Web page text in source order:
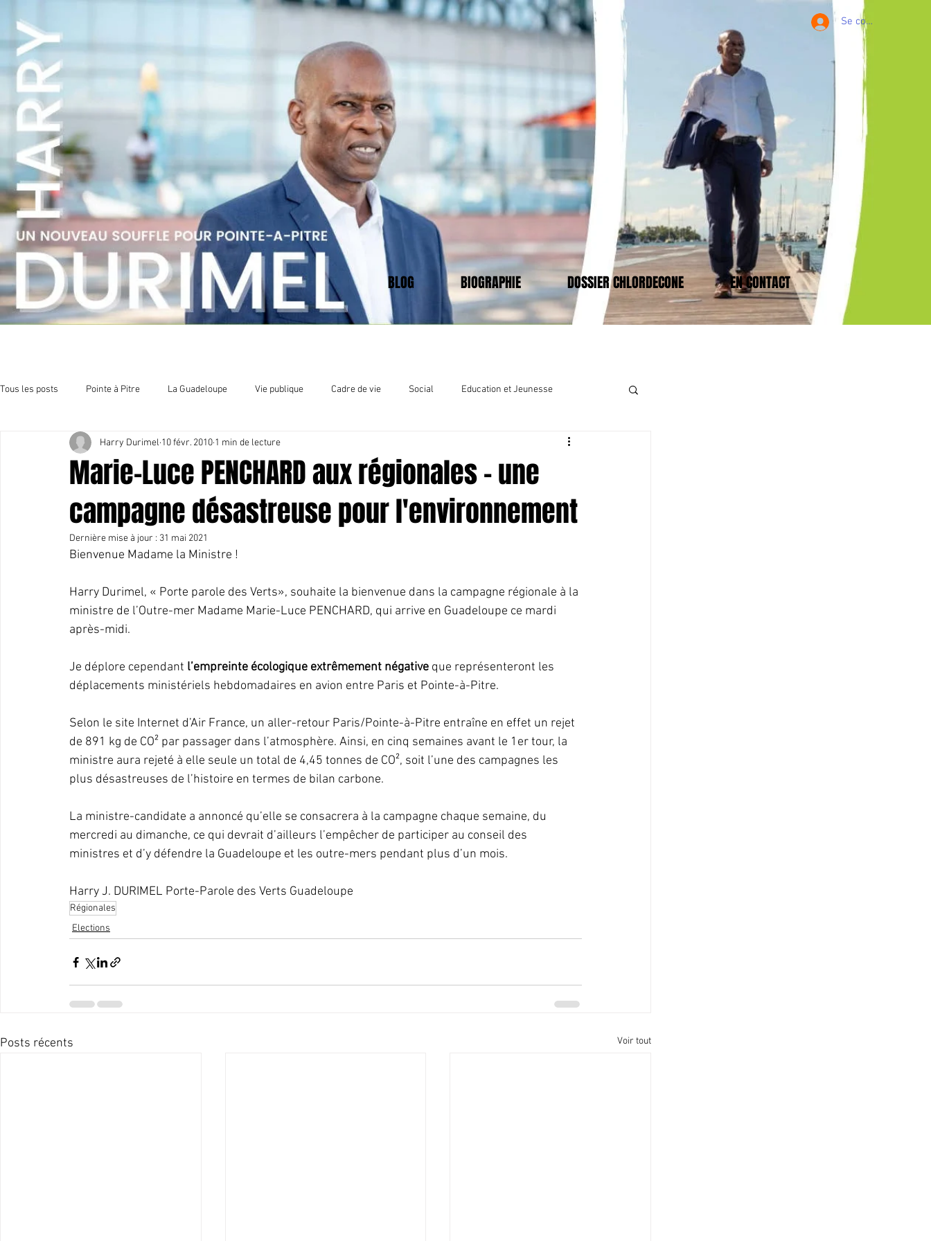
Se connecter
BLOG BIOGRAPHIE DOSSIER CHLORDECONE EN CONTACT
Tous les posts Pointe à Pitre La Guadeloupe Vie publique Cadre de vie Social Education et Jeunesse
Sport et culture Organisation politique
Marie-Luce PENCHARD aux régionales - une
campagne désastreuse pour l'environnement
Harry Durimel 10 févr. 2010 1 min de lecture
Dernière mise à jour : 31 mai 2021
Bienvenue Madame la Ministre !
Harry Durimel, « Porte parole des Verts», souhaite la bienvenue dans la campagne régionale à la
ministre de l’Outre-mer Madame Marie-Luce PENCHARD, qui arrive en Guadeloupe ce mardi
après-midi.
Je déplore cependant l’empreinte écologique extrêmement négative que représenteront les
déplacements ministériels hebdomadaires en avion entre Paris et Pointe-à-Pitre.
Selon le site Internet d’Air France, un aller-retour Paris/Pointe-à-Pitre entraîne en effet un rejet
de 891 kg de CO² par passager dans l’atmosphère. Ainsi, en cinq semaines avant le 1er tour, la
ministre aura rejeté à elle seule un total de 4,45 tonnes de CO², soit l’une des campagnes les
plus désastreuses de l’histoire en termes de bilan carbone.
La ministre-candidate a annoncé qu’elle se consacrera à la campagne chaque semaine, du
mercredi au dimanche, ce qui devrait d’ailleurs l’empêcher de participer au conseil des
ministres et d’y défendre la Guadeloupe et les outre-mers pendant plus d’un mois.
Harry J. DURIMEL Porte-Parole des Verts Guadeloupe
Régionales
Elections
Posts récents Voir tout